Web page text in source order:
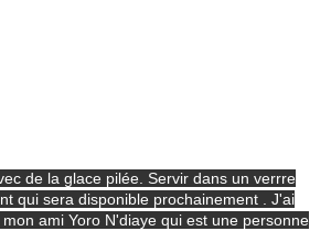
de la glace pilée. Servir dans un verrre
qui sera disponible prochainement . J'ai
ami Yoro N'diaye qui est une personne